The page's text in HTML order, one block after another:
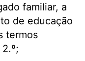
familiar, a
de educação
termos